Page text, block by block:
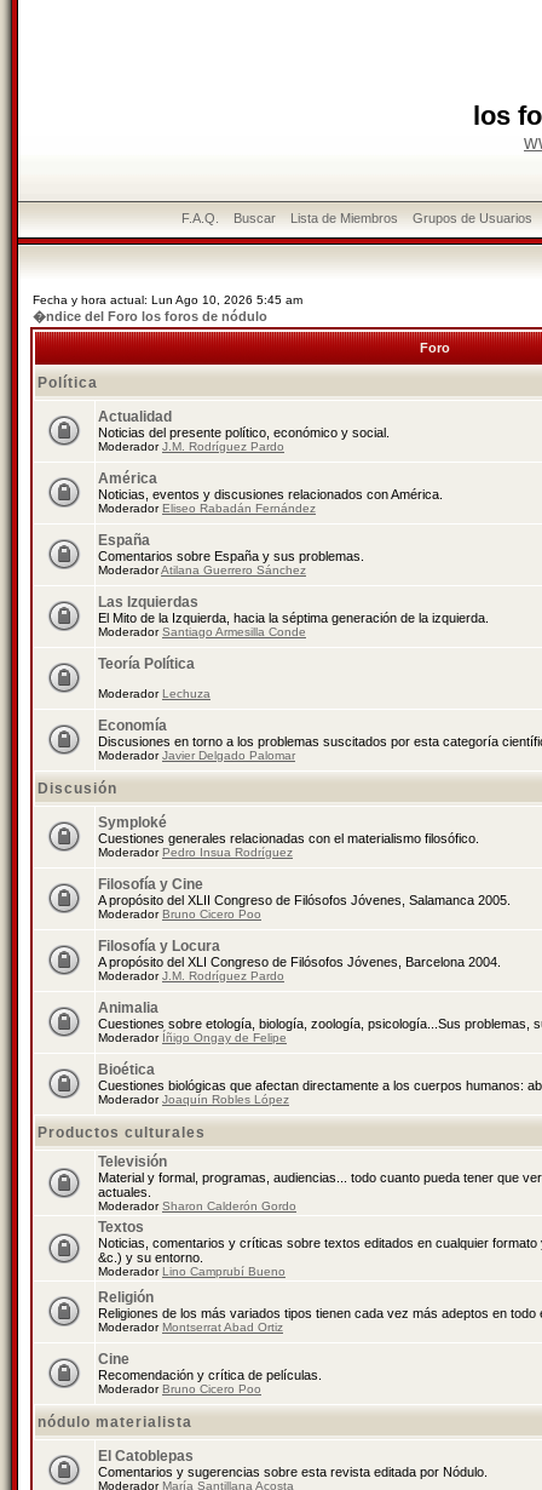
los
F.A.Q. Buscar Lista de Miembros Grupos de Usuarios
Fecha y hora actual: Lun Ago 10, 2026 5:45 am
�ndice del Foro los foros de nódulo
Foro
Política
Actualidad
Noticias del presente político, económico y social.
ModeradorJ.M. Rodríguez Pardo
América
Noticias, eventos y discusiones relacionados con América.
ModeradorEliseo Rabadán Fernández
España
Comentarios sobre España y sus problemas.
ModeradorAtilana Guerrero Sánchez
Las Izquierdas
El Mito de la Izquierda, hacia la séptima generación de la izquierda.
ModeradorSantiago Armesilla Conde
Teoría Política
ModeradorLechuza
Economía
Discusiones en torno a los problemas suscitados por esta categoría
ModeradorJavier Delgado Palomar
Discusión
Symploké
Cuestiones generales relacionadas con el materialismo filosófico.
ModeradorPedro Insua Rodríguez
Filosofía y Cine
A propósito del XLII Congreso de Filósofos Jóvenes, Salamanca 2005.
ModeradorBruno Cicero Poo
Filosofía y Locura
A propósito del XLI Congreso de Filósofos Jóvenes, Barcelona 2004.
ModeradorJ.M. Rodríguez Pardo
Animalia
Cuestiones sobre etología, biología, zoología, psicología...Sus problemas,
Moderador Íñigo Ongay de Felipe
Bioética
Cuestiones biológicas que afectan directamente a los cuerpos humanos:
ModeradorJoaquín Robles López
Productos culturales
Televisión
Material y formal, programas, audiencias... todo cuanto pueda tener que
actuales.
ModeradorSharon Calderón Gordo
Textos
Noticias, comentarios y críticas sobre textos editados en cualquier
&c.) y su entorno.
ModeradorLino Camprubí Bueno
Religión
Religiones de los más variados tipos tienen cada vez más adeptos en todo
ModeradorMontserrat Abad Ortiz
Cine
Recomendación y crítica de películas.
ModeradorBruno Cicero Poo
nódulo materialista
El Catoblepas
Comentarios y sugerencias sobre esta revista editada por Nódulo.
ModeradorMaría Santillana Acosta